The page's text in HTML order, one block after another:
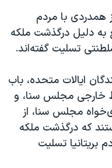
همدردی با مردم
به دلیل درگذشت ملکه
تسلیت گفته‌اند.
ایالات متحده، باب
خارجی مجلس سنا، و
مجلس سنا، از
که درگذشت ملکه
بریتانیا تسلیت